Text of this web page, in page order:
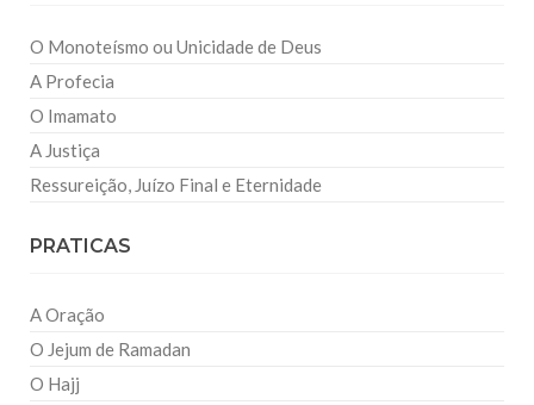
O Monoteísmo ou Unicidade de Deus
A Profecia
O Imamato
A Justiça
Ressureição, Juízo Final e Eternidade
PRATICAS
A Oração
O Jejum de Ramadan
O Hajj